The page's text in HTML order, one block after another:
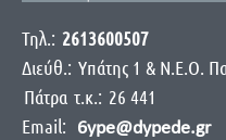
Τηλ.: 2613600507
Διεύθ.: Yπάτης 1 & Ν.Ε.Ο.
Πάτρα τ.κ.: 26 441
Email:
6ype@dypede.gr